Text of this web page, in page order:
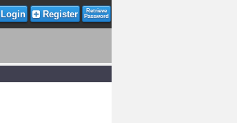
Login Register
Retrieve
Password